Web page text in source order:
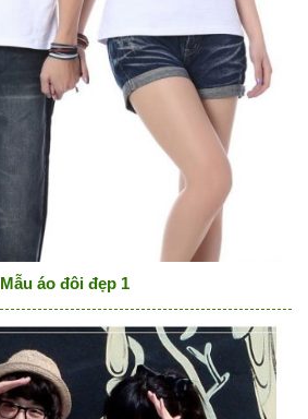
Mẫu áo đôi đẹp 1